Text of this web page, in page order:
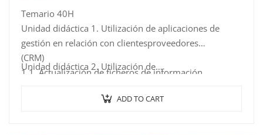
Temario 40H
Unidad didáctica 1. Utilización de aplicaciones de
gestión en relación con clientesproveedores
(CRM)
1.1. Actualización de ficheros de información
clientes-proveedores
Unidad didáctica 2. Utilización de…
ADD TO CART